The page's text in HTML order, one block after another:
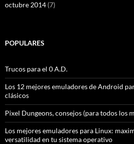
octubre 2014 (7)
POPULARES
Trucos para el 0 A.D.
Los 12 mejores emuladores de Android
clásicos
Pixel Dungeons, consejos (para todos los
Los mejores emuladores para Linux:
versatilidad en tu sistema operativo